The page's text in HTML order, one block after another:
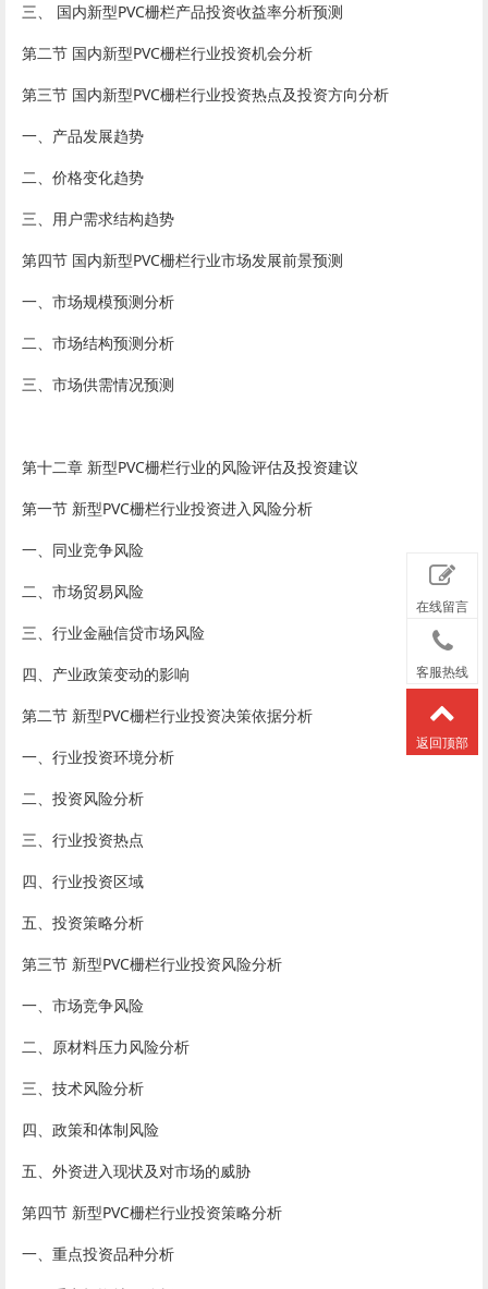
三、 国内新型PVC栅栏产品投资收益率分析预测
第二节 国内新型PVC栅栏行业投资机会分析
第三节 国内新型PVC栅栏行业投资热点及投资方向分析
一、产品发展趋势
二、价格变化趋势
三、用户需求结构趋势
第四节 国内新型PVC栅栏行业市场发展前景预测
一、市场规模预测分析
二、市场结构预测分析
三、市场供需情况预测
第十二章 新型PVC栅栏行业的风险评估及投资建议
第一节 新型PVC栅栏行业投资进入风险分析
一、同业竞争风险
二、市场贸易风险
三、行业金融信贷市场风险
四、产业政策变动的影响
第二节 新型PVC栅栏行业投资决策依据分析
一、行业投资环境分析
二、投资风险分析
三、行业投资热点
四、行业投资区域
五、投资策略分析
第三节 新型PVC栅栏行业投资风险分析
一、市场竞争风险
二、原材料压力风险分析
三、技术风险分析
四、政策和体制风险
五、外资进入现状及对市场的威胁
第四节 新型PVC栅栏行业投资策略分析
一、重点投资品种分析
在线留言
客服热线
返回顶部